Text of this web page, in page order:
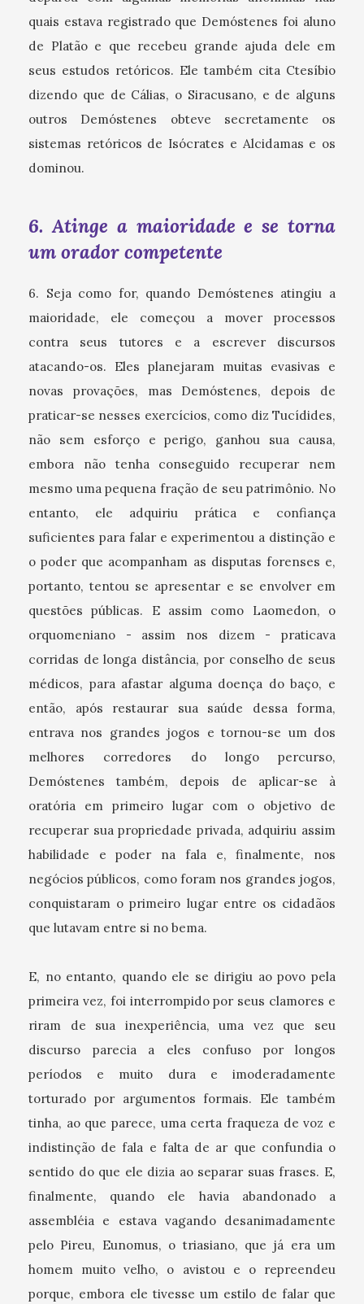
quais estava registrado que Demóstenes foi aluno
de Platão e que recebeu grande ajuda dele em
seus estudos retóricos. Ele também cita Ctesíbio
dizendo que de Cálias, o Siracusano, e de alguns
outros Demóstenes obteve secretamente os
sistemas retóricos de Isócrates e Alcidamas e os
dominou.
6. Atinge a maioridade e se torna
um orador competente
6. Seja como for, quando Demóstenes atingiu a
maioridade, ele começou a mover processos
contra seus tutores e a escrever discursos
atacando-os. Eles planejaram muitas evasivas e
novas provações, mas Demóstenes, depois de
praticar-se nesses exercícios, como diz Tucídides,
não sem esforço e perigo, ganhou sua causa,
embora não tenha conseguido recuperar nem
mesmo uma pequena fração de seu patrimônio. No
entanto, ele adquiriu prática e confiança
suficientes para falar e experimentou a distinção e
o poder que acompanham as disputas forenses e,
portanto, tentou se apresentar e se envolver em
questões públicas. E assim como Laomedon, o
orquomeniano - assim nos dizem - praticava
corridas de longa distância, por conselho de seus
médicos, para afastar alguma doença do baço, e
então, após restaurar sua saúde dessa forma,
entrava nos grandes jogos e tornou-se um dos
melhores corredores do longo percurso,
Demóstenes também, depois de aplicar-se à
oratória em primeiro lugar com o objetivo de
recuperar sua propriedade privada, adquiriu assim
habilidade e poder na fala e, finalmente, nos
negócios públicos, como foram nos grandes jogos,
conquistaram o primeiro lugar entre os cidadãos
que lutavam entre si no bema.
E, no entanto, quando ele se dirigiu ao povo pela
primeira vez, foi interrompido por seus clamores e
riram de sua inexperiência, uma vez que seu
discurso parecia a eles confuso por longos
períodos e muito dura e imoderadamente
torturado por argumentos formais. Ele também
tinha, ao que parece, uma certa fraqueza de voz e
indistinção de fala e falta de ar que confundia o
sentido do que ele dizia ao separar suas frases. E,
finalmente, quando ele havia abandonado a
assembléia e estava vagando desanimadamente
pelo Pireu, Eunomus, o triasiano, que já era um
homem muito velho, o avistou e o repreendeu
porque, embora ele tivesse um estilo de falar que